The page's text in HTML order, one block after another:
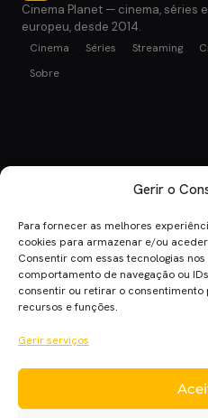
Gerir o
Para fornecer as melhores
cookies para armazenar e/ou
Consentir com essas tecnologias
comportamento de navegação ou
consentir ou retirar o
recursos e funções.
Gerir serviços
Cinema Planet — cinema, séries
europeu, desde 2014.
Cinema Séries Streaming
Sobre